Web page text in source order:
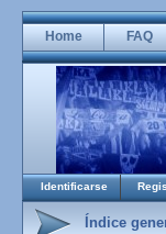
Home FAQ
Identificarse
Índice